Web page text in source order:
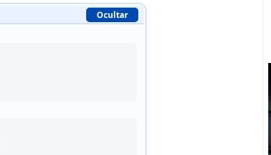
Ocultar